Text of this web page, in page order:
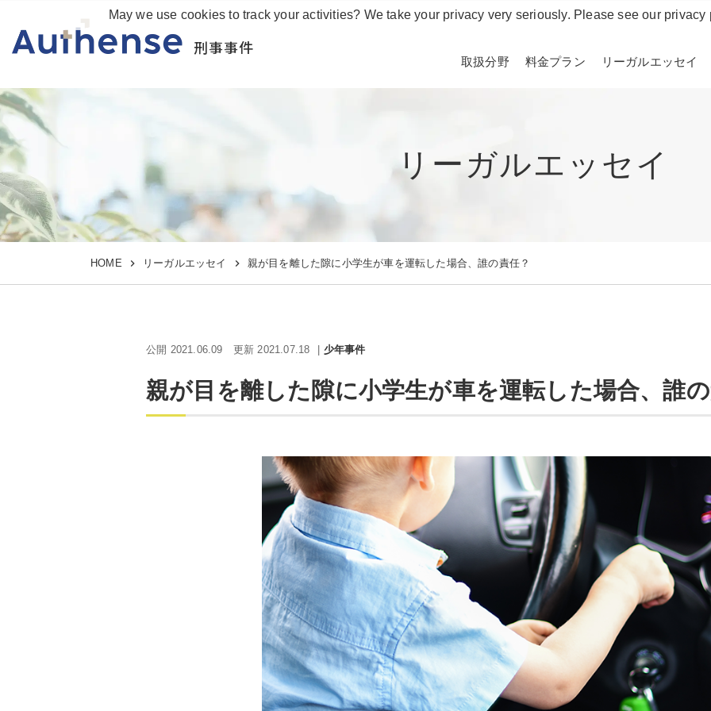
刑事事件
取扱分野 料金プラン リーガルエッセイ
リーガルエッセイ
HOME リーガルエッセイ 親が目を離した隙に小学生が車を運転した場合、誰の責任？
公開 2021.06.09 更新 2021.07.18 少年事件
親が目を離した隙に小学生が車を運転した場合、誰
May we use cookies to track your activities? We take your privacy very seriously. Please see our